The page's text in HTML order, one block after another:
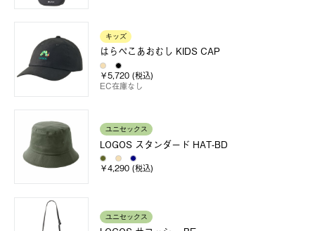
キッズ
はらぺこあおむし KIDS CAP
￥5,720 (税込)
EC在庫なし
ユニセックス
LOGOS スタンダード HAT-BD
￥4,290 (税込)
ユニセックス